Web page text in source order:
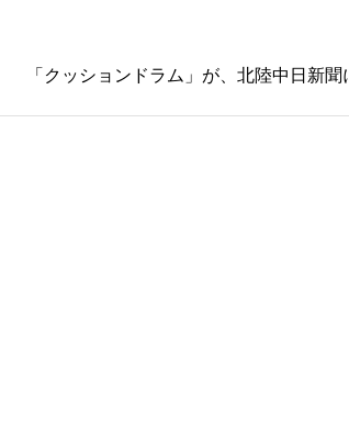
「クッションドラム」が、北陸中日新聞